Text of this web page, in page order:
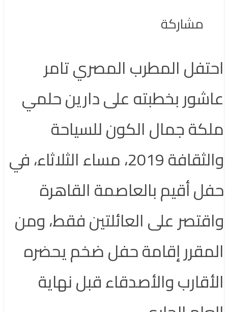
مشاركة
احتفل المطرب المصري تامر
عاشور بخطبته على دارين حلمي
ملكة جمال الكون للسياحة
والثقافة 2019، مساء الثلاثاء، في
حفل أقيم بالعاصمة القاهرة
واقتصر على العائلتين فقط، ومن
المقرر إقامة حفل ضخم يحضره
الأقارب والأصدقاء قبل نهاية